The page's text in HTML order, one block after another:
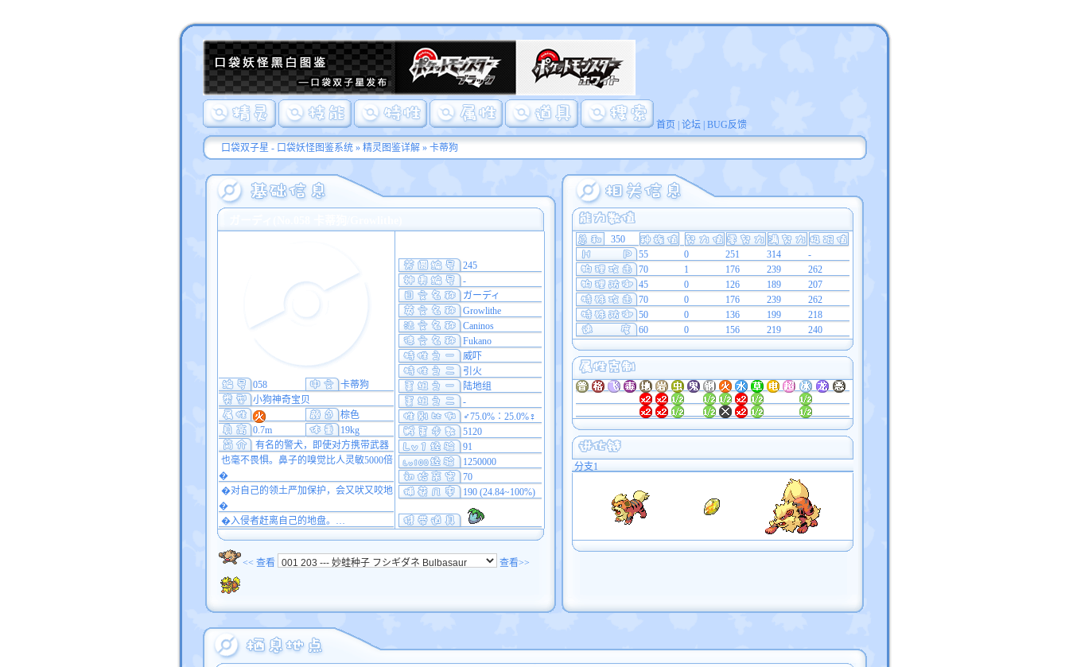
首页 论坛| BUG反馈
口袋双子星 - 口袋妖怪图鉴系统» 精灵图鉴详解» 卡蒂狗
245
-
ガーディ
Growlithe
Caninos
Fukano
威吓
引火
陆地组
-
♂75.0%∶25.0%♀
5120
91
1250000
70
190 (24.84~100%)
058
卡蒂狗
小狗神奇宝贝
棕色
0.7m
19kg
有名的警犬，即使对方携带武器
也毫不畏惧。鼻子的嗅觉比人灵敏5000倍
�
�对自己的领土严加保护，会又吠又咬地
�
�入侵者赶离自己的地盘。…
<< 查看 查看>>
350
55
0 251 314
-
70
1 176 239
262
45
0 126 189
207
70
0 176 239
262
50
0 136 199
218
60
0 156 219 240
分支1